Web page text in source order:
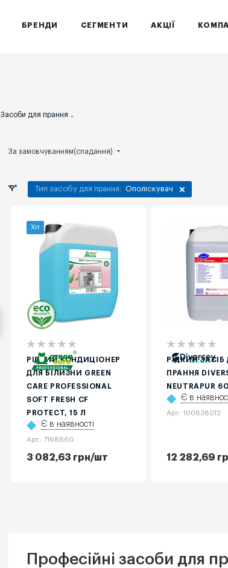
БРЕНДИ СЕГМЕНТИ АКЦІЇ
Засоби для прання
За замовчуванням(спадання)
Тип засобу для прання: Ополіскувач
Хіт
Еко
РІДКИЙ КОНДИЦІОНЕР
ДЛЯ БІЛИЗНИ GREEN
CARE PROFESSIONAL
SOFT FRESH CF
PROTECT, 15 Л
Є в наявності
Арт.: 716886G
3 082,63 грн/шт
РІДКИЙ ЗАСІБ
ПРАННЯ
NEUTRAPUR
Є в
Арт.: 100838012
12 282,69
Професійні засоби для